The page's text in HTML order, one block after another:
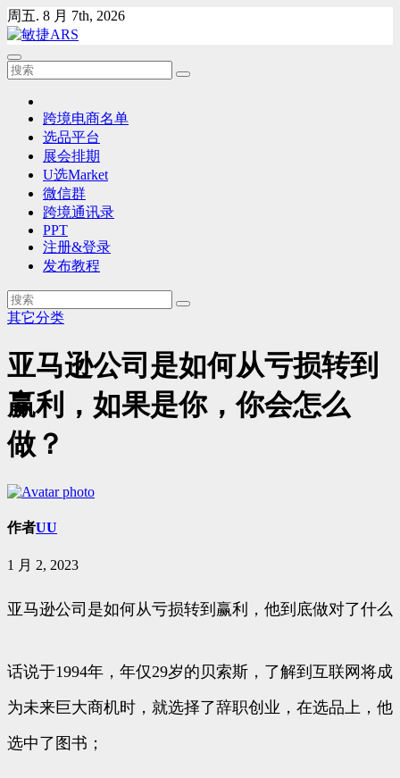
Skip
to
content
周五. 8 月 7th, 2026
跨境电商名单
选品平台
展会排期
U选Market
微信群
跨境通讯录
PPT
注册&登录
发布教程
其它分类
亚马逊公司是如何从亏损转到
赢利，如果是你，你会怎么
做？
作者UU
1 月 2, 2023
亚马逊公司是如何从亏损转到赢利，他到底做对了什么
话说于1994年，年仅29岁的贝索斯，了解到互联网将成
为未来巨大商机时，就选择了辞职创业，在选品上，他
选中了图书；